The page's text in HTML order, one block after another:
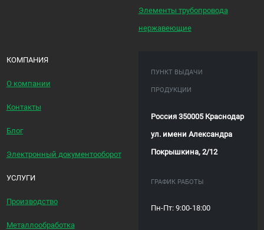
Элементы трубопровода
нержавеющие
КОМПАНИЯ
О компании
Контакты
Блог
Электронный документооборот
УСЛУГИ
Производство
Металлообработка
ПУНКТ ВЫДАЧИ
ПРОДУКЦИИ
Россия 350005 Краснодар
ул. имени Александра
Покрышкина, 2/12
ГРАФИК РАБОТЫ
Пн-Пт: 9:00-18:00